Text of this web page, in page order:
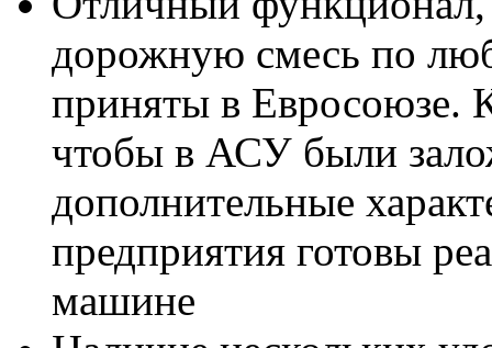
дорожную смесь по
приняты в Евросоюзе.
чтобы в АСУ были
дополнительные
предприятия готовы
машине